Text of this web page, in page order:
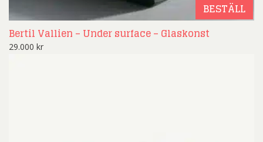
BESTÄLL
Bertil Vallien – Under surface – Glaskonst
29.000 kr